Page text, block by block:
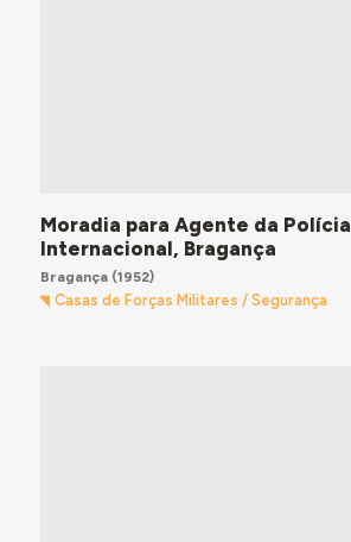
Moradia para Agente da Polícia
Internacional, Bragança
Bragança(1952)
Casas de Forças Militares / Segurança